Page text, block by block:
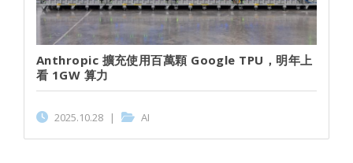
Anthropic 擴充使用百萬顆 Google TPU，明年上
看 1GW 算力
2025.10.28 | AI